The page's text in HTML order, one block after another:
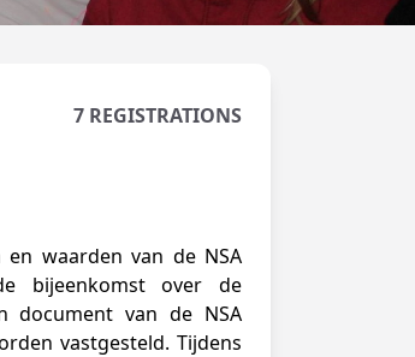
7 REGISTRATIONS
waarden van de NSA
bijeenkomst over de
document van de NSA
vastgesteld. Tijdens